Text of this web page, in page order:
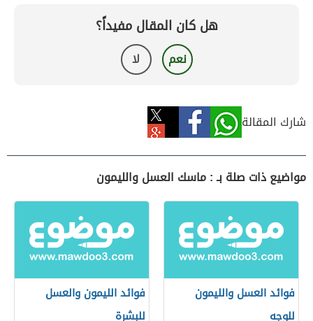
هل كان المقال مفيداً؟
نعم لا
شارك المقالة
مواضيع ذات صلة بـ : ماسك العسل والليمون
فوائد العسل والليمون
للوجه
فوائد الليمون والعسل
للبشرة